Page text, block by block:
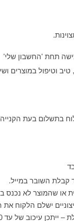
וטיפול במוצרים
בתשלום בעת
לא נכנס במעלית,
ישלם הלקוח
וכן תחול תוספת משלוח של 200 ₪.